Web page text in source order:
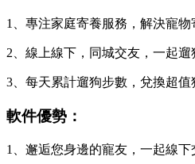
1、專注家庭寄養服務，解決寵物
2、線上線下，同城交友，一起遛
3、每天累計遛狗步數，兌換超值
軟件優勢：
1、邂逅您身邊的寵友，一起線下